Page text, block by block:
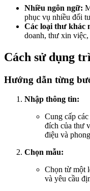
Nhiều ngôn ngữ:
phục vụ nhiều đối
Các loại thư khác
doanh, thư xin
Cách sử dụng
Hướng dẫn từng
Nhập thông tin:
Cung cấp
đích của thư
điệu và
Chọn mẫu:
Chọn từ một
và yêu cầu